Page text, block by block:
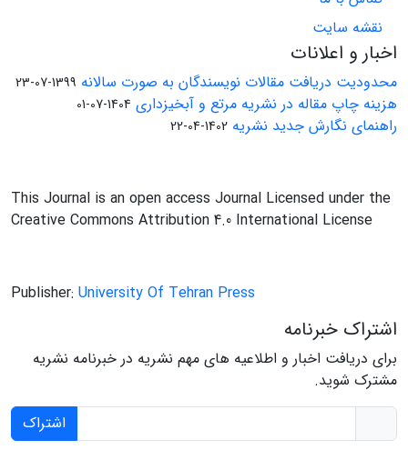
نقشه سایت
اخبار و اعلانات
محدودیت دریافت مقالات نویسندگان به صورت سالانه 1399-07-23
هزینه چاپ مقاله در نشریه مرتع و آبخیزداری 1404-07-01
راهنمای نگارش جدید نشریه 1402-04-22
This Journal is an open access Journal Licensed under the
Creative Commons Attribution 4.0 International License
Publisher: University Of Tehran Press
اشتراک خبرنامه
برای دریافت اخبار و اطلاعیه های مهم نشریه در خبرنامه نشریه
مشترک شوید.
اشتراک